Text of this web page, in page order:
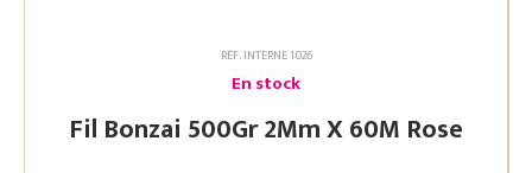
RÉF. INTERNE 1026
En stock
Fil Bonzai 500Gr 2Mm X 60M Rose